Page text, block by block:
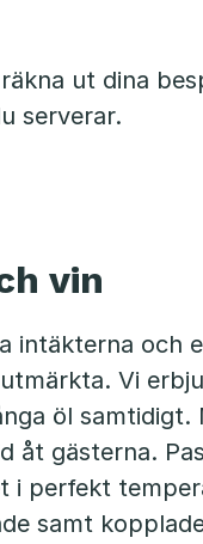
ut dina
serverar.
vin
intäkterna och
Vi
öl samtidigt.
åt gästerna.
i perfekt
samt